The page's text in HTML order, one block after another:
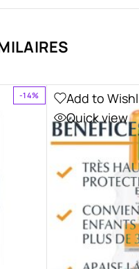
-14%
Add to
Quick view